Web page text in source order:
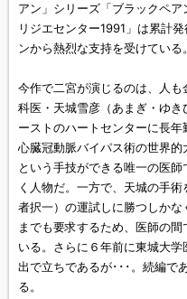
アン」シリーズ「ブラックペ
リジエセンター1991」は累計
ンから熱烈な支持を受けている。
今作で二宮が演じるのは、人
科医・天城雪彦（あまぎ・ゆ
ーストのハートセンターに長年
心臓冠動脈バイパス術の世界
という手技ができる唯一の医
く人物だ。一方で、天城の手
者択一）の運試しに勝つしか
までも要求するため、医師の
いる。さらに６年前に東城大
出で立ちであるが･･･。続編で
る。